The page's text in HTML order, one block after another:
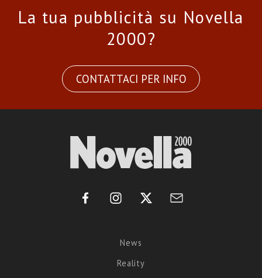
La tua pubblicità su Novella
2000?
CONTATTACI PER INFO
News
Reality